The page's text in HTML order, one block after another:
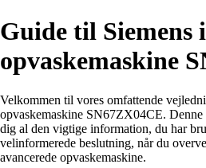
Guide til Siemens
opvaskemaskine
Velkommen til vores omfattende
opvaskemaskine SN67ZX04CE.
dig al den vigtige information, du har
velinformerede beslutning, når du
avancerede opvaskemaskine.